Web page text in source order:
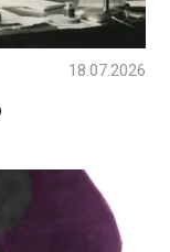
18.07.2026